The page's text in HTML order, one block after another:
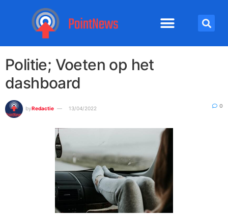
Politie; Voeten op het
dashboard
byRedactie 13/04/2022 0